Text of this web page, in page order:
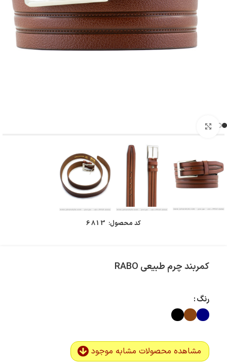
کد محصول: 6813
کمربند چرم طبیعی RABO
رنگ
مشاهده محصولات مشابه موجود